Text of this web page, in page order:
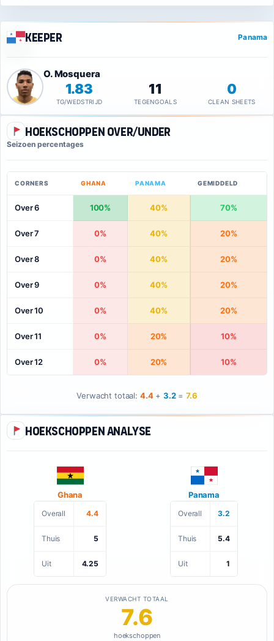
Keeper Panama
O. Mosquera
1.83
TG/WEDSTRIJD
11
TEGENGOALS
0
CLEAN SHEETS
Hoekschoppen Over/Under
Seizoen percentages
CORNERS GHANA PANAMA GEMIDDELD
Over 6 100% 40% 70%
Over 7 0% 40% 20%
Over 8 0% 40% 20%
Over 9 0% 40% 20%
Over 10 0% 40% 20%
Over 11 0% 20% 10%
Over 12 0% 20% 10%
Verwacht totaal: 4.4+3.2=7.6
Hoekschoppen analyse
Ghana
Overall 4.4
Thuis 5
Uit 4.25
VERWACHT TOTAAL
7.6
hoekschoppen
Panama
Overall 3.2
Thuis 5.4
Uit 1